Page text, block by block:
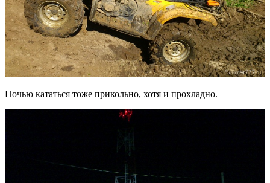
Ночью кататься тоже прикольно, хотя и прохладно.